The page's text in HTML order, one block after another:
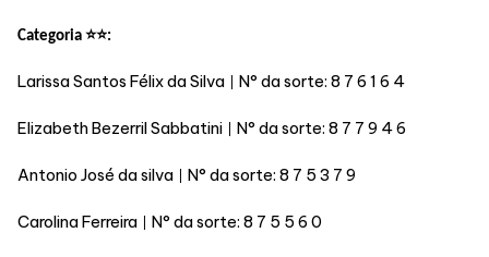
Categoria ⭐⭐:
Larissa Santos Félix da Silva N° da sorte: 8 7 6 1 6 4
Elizabeth Bezerril Sabbatini N° da sorte: 8 7 7 9 4 6
Antonio José da silva N° da sorte: 8 7 5 3 7 9
Carolina Ferreira N° da sorte: 8 7 5 5 6 0